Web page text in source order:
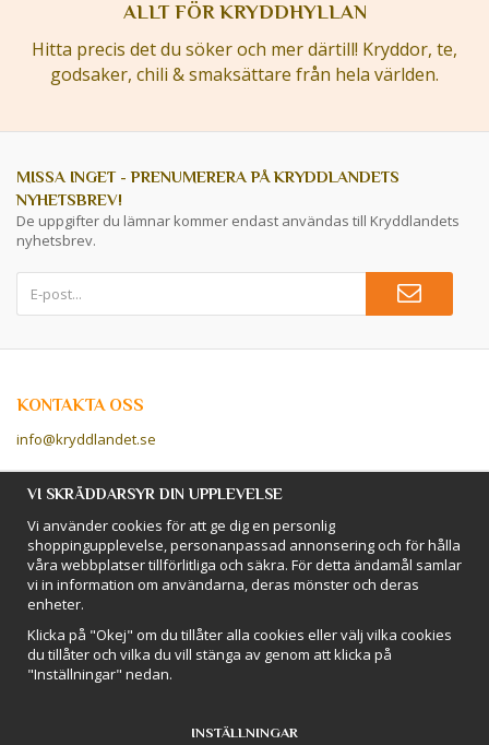
ALLT FÖR KRYDDHYLLAN
Hitta precis det du söker och mer därtill! Kryddor, te,
godsaker, chili & smaksättare från hela världen.
MISSA INGET - PRENUMERERA PÅ KRYDDLANDETS
NYHETSBREV!
De uppgifter du lämnar kommer endast användas till Kryddlandets
nyhetsbrev.
KONTAKTA OSS
info@kryddlandet.se
Följ oss på Facebook!
Följ oss på Instagram!
BETALSÄTT
Hos Kryddlandet handlar du tryggt & säkert - och betalar enkelt med
kort, Klarna eller swish!
VI SKRÄDDARSYR DIN UPPLEVELSE
Vi använder cookies för att ge dig en personlig
shoppingupplevelse, personanpassad annonsering och för hålla
våra webbplatser tillförlitliga och säkra. För detta ändamål samlar
vi in information om användarna, deras mönster och deras
enheter.
Klicka på "Okej" om du tillåter alla cookies eller välj vilka cookies
du tillåter och vilka du vill stänga av genom att klicka på
"Inställningar" nedan.
INSTÄLLNINGAR